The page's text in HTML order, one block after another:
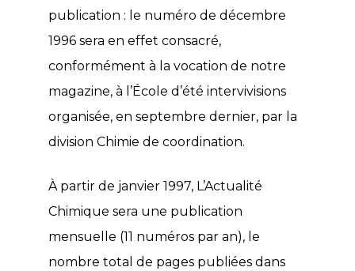
publication : le numéro de décembre
1996 sera en effet consacré,
conformément à la vocation de notre
magazine, à l’École d’été intervivisions
organisée, en septembre dernier, par la
division Chimie de coordination.
À partir de janvier 1997, L’Actualité
Chimique sera une publication
mensuelle (11 numéros par an), le
nombre total de pages publiées dans